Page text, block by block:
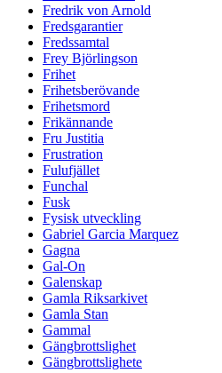
Fredrik von Arnold
Fredsgarantier
Fredssamtal
Frey Björlingson
Frihet
Frihetsberövande
Frihetsmord
Frikännande
Fru Justitia
Frustration
Fulufjället
Funchal
Fusk
Fysisk utveckling
Gabriel Garcia Marquez
Gagna
Gal-On
Galenskap
Gamla Riksarkivet
Gamla Stan
Gammal
Gängbrottslighet
Gängbrottslighete